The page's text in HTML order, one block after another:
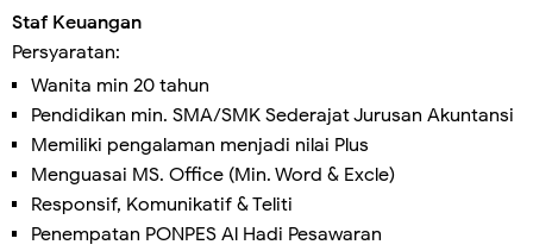
Staf Keuangan
Persyaratan:
Wanita min 20 tahun
Pendidikan min. SMA/SMK Sederajat Jurusan Akuntansi
Memiliki pengalaman menjadi nilai Plus
Menguasai MS. Office (Min. Word & Excle)
Responsif, Komunikatif & Teliti
Penempatan PONPES Al Hadi Pesawaran